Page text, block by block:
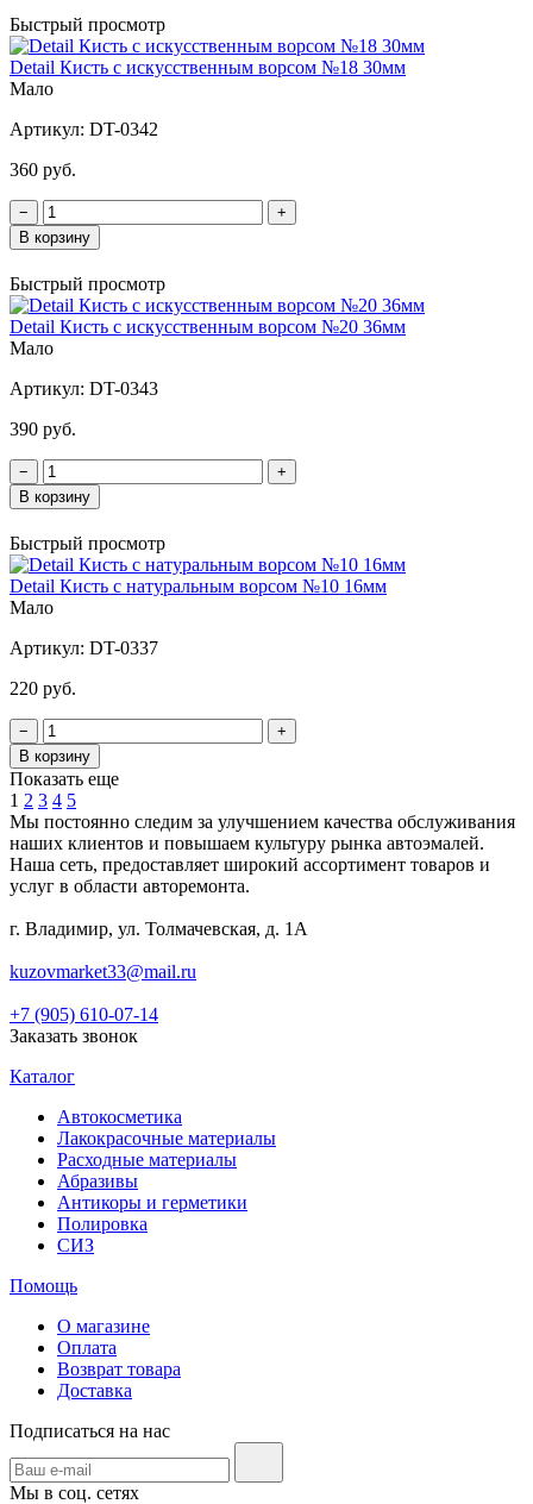
Быстрый просмотр
Detail Кисть с искусственным ворсом №18 30мм
Мало
Артикул: DT-0342
360 руб.
−
+
В корзину
Быстрый просмотр
Detail Кисть с искусственным ворсом №20 36мм
Мало
Артикул: DT-0343
390 руб.
−
+
В корзину
Быстрый просмотр
Detail Кисть с натуральным ворсом №10 16мм
Мало
Артикул: DT-0337
220 руб.
−
+
В корзину
Показать еще
1 2 3 4 5
Мы постоянно следим за улучшением качества обслуживания
наших клиентов и повышаем культуру рынка автоэмалей.
Наша сеть, предоставляет широкий ассортимент товаров и
услуг в области авторемонта.
г. Владимир, ул. Толмачевская, д. 1А
kuzovmarket33@mail.ru
+7 (905) 610-07-14
Заказать звонок
Каталог
Автокосметика
Лакокрасочные материалы
Расходные материалы
Абразивы
Антикоры и герметики
Полировка
СИЗ
Помощь
О магазине
Оплата
Возврат товара
Доставка
Подписаться на нас
Мы в соц. сетях